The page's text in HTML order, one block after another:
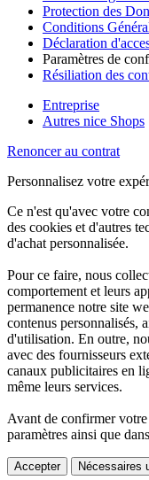
Protection des
Conditions
Déclaration
Paramètres de
Résiliation des
Entreprise
Autres nice Shops
Renoncer au contrat
Personnalisez votre
Ce n'est qu'avec votre
des cookies et d'autres
d'achat personnalisée.
Pour ce faire, nous
comportement et leurs
permanence notre site
contenus personnalisés,
d'utilisation. En outre,
avec des fournisseurs
canaux publicitaires en
même leurs services.
Avant de confirmer
paramètres ainsi que
Accepter Nécessaires